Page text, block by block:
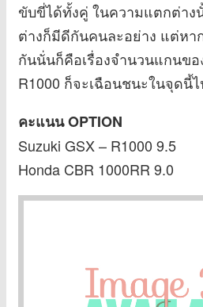
ขับขี่ได้ทั้งคู่ ในความแตกต่าง
ต่างก็มีดีกันคนละอย่าง แต่หา
กันนั่นก็คือเรื่องจำนวนแกนขอ
R1000 ก็จะเฉือนชนะในจุดนี้
คะแนน OPTION
Suzuki GSX – R1000 9.5
Honda CBR 1000RR 9.0